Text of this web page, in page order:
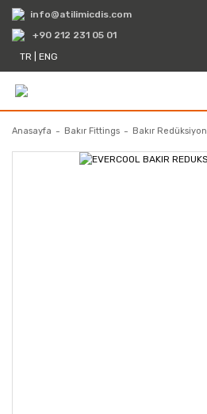
info@atilimicdis.com
+90 212 231 05 01
TR
ENG
Anasayfa Bakır Fittings Bakır Redüksiyon